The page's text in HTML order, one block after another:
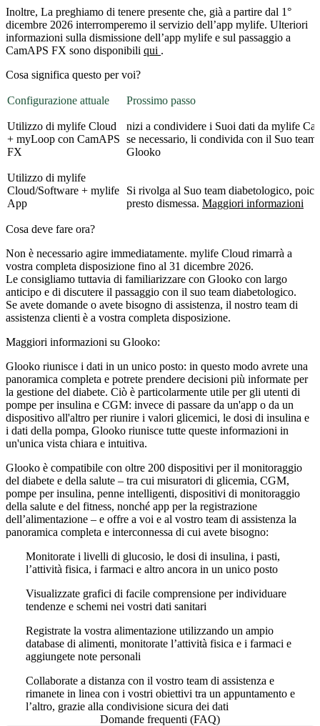
Inoltre, La preghiamo di tenere presente che, già a partire dal 1°
dicembre 2026 interromperemo il servizio dell’app mylife. Ulteriori
informazioni sulla dismissione dell’app mylife e sul passaggio a
CamAPS FX sono disponibili qui .
Cosa significa questo per voi?
Configurazione attuale Prossimo passo
Utilizzo di mylife Cloud
+ myLoop con CamAPS
FX
nizi a condividere i Suoi dati da mylife
se necessario, li condivida con il Suo
Glooko
Utilizzo di mylife
Cloud/Software + mylife
App
Si rivolga al Suo team diabetologico,
presto dismessa. Maggiori informazioni
Cosa deve fare ora?
Non è necessario agire immediatamente. mylife Cloud rimarrà a
vostra completa disposizione fino al 31 dicembre 2026.
Le consigliamo tuttavia di familiarizzare con Glooko con largo
anticipo e di discutere il passaggio con il suo team diabetologico.
Se avete domande o avete bisogno di assistenza, il nostro team di
assistenza clienti è a vostra completa disposizione.
Maggiori informazioni su Glooko:
Glooko riunisce i dati in un unico posto: in questo modo avrete una
panoramica completa e potrete prendere decisioni più informate per
la gestione del diabete. Ciò è particolarmente utile per gli utenti di
pompe per insulina e CGM: invece di passare da un'app o da un
dispositivo all'altro per riunire i valori glicemici, le dosi di insulina e
i dati della pompa, Glooko riunisce tutte queste informazioni in
un'unica vista chiara e intuitiva.
Glooko è compatibile con oltre 200 dispositivi per il monitoraggio
del diabete e della salute – tra cui misuratori di glicemia, CGM,
pompe per insulina, penne intelligenti, dispositivi di monitoraggio
della salute e del fitness, nonché app per la registrazione
dell’alimentazione – e offre a voi e al vostro team di assistenza la
panoramica completa e interconnessa di cui avete bisogno:
Monitorate i livelli di glucosio, le dosi di insulina, i pasti,
l’attività fisica, i farmaci e altro ancora in un unico posto
Visualizzate grafici di facile comprensione per individuare
tendenze e schemi nei vostri dati sanitari
Registrate la vostra alimentazione utilizzando un ampio
database di alimenti, monitorate l’attività fisica e i farmaci e
aggiungete note personali
Collaborate a distanza con il vostro team di assistenza e
rimanete in linea con i vostri obiettivi tra un appuntamento e
l’altro, grazie alla condivisione sicura dei dati
Domande frequenti (FAQ)